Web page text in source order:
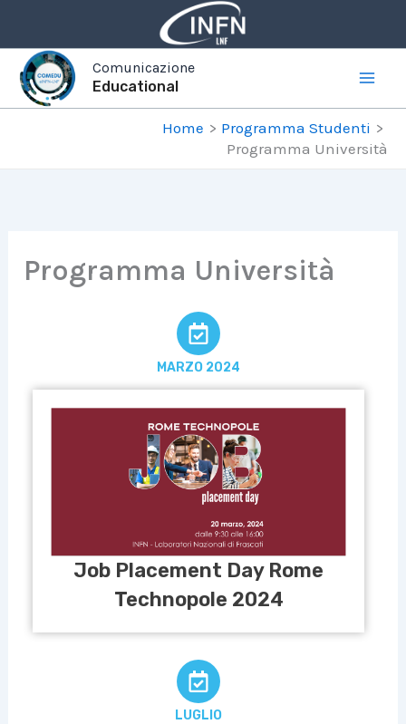
contenuto
Comunicazione
Educational
Home
Programma Studenti
Programma Università
Programma Università
MARZO 2024
Job Placement Day Rome
Technopole 2024
LUGLIO